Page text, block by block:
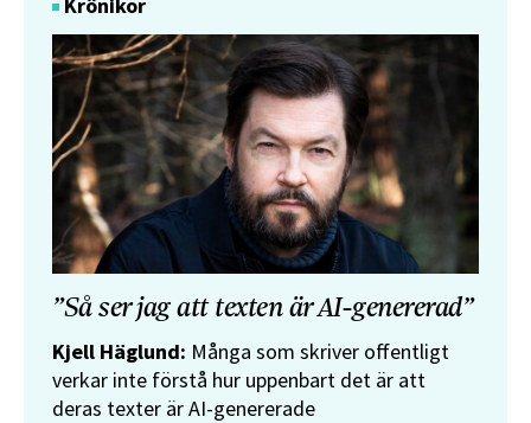
”Så ser jag att texten är AI-genererad”
Kjell Häglund: Många som skriver offentligt
verkar inte förstå hur uppenbart det är att
deras texter är AI-genererade